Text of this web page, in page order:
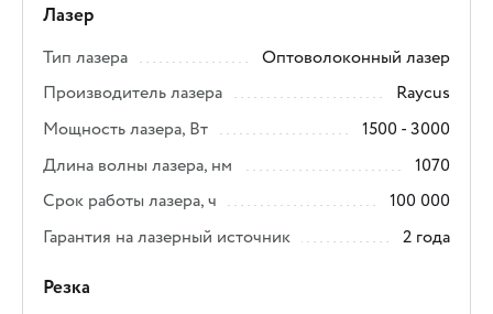
Лазер
Тип лазера
Оптоволоконный лазер
Производитель лазера
Raycus
Мощность лазера, Вт
1500 - 3000
Длина волны лазера, нм
1070
Срок работы лазера, ч
100 000
Гарантия на лазерный источник
2 года
Резка